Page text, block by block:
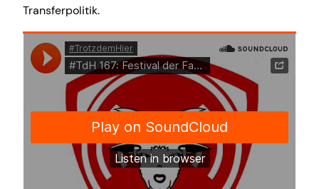
Transferpolitik.